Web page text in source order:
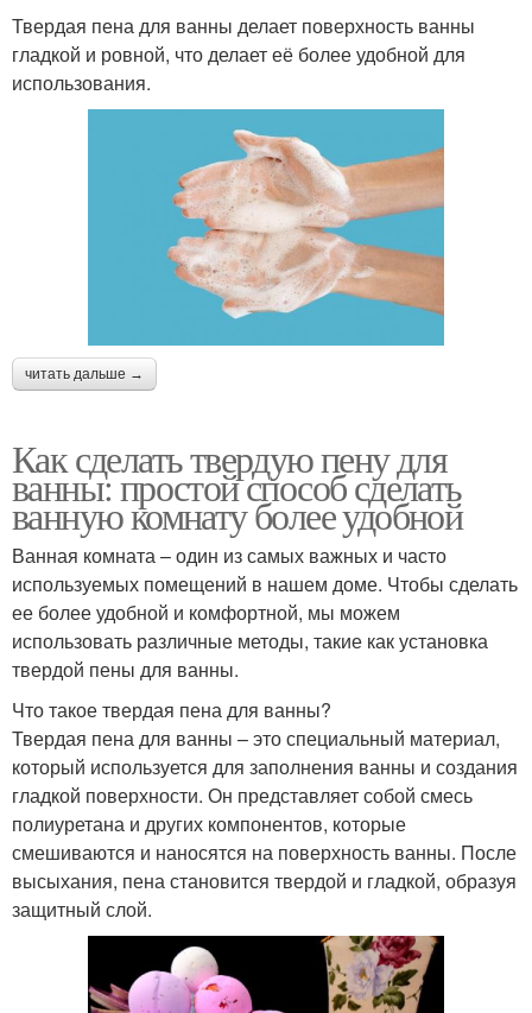
Твердая пена для ванны делает поверхность ванны
гладкой и ровной, что делает её более удобной для
использования.
читать дальше →
Как сделать твердую пену для
ванны: простой способ сделать
ванную комнату более удобной
Ванная комната – один из самых важных и часто
используемых помещений в нашем доме. Чтобы сделать
ее более удобной и комфортной, мы можем
использовать различные методы, такие как установка
твердой пены для ванны.
Что такое твердая пена для ванны?
Твердая пена для ванны – это специальный материал,
который используется для заполнения ванны и создания
гладкой поверхности. Он представляет собой смесь
полиуретана и других компонентов, которые
смешиваются и наносятся на поверхность ванны. После
высыхания, пена становится твердой и гладкой, образуя
защитный слой.